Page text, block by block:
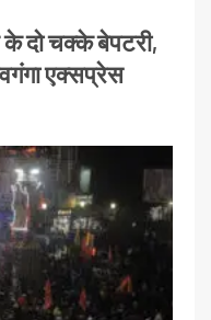
दो चक्के बेपटरी,
एक्सप्रेस